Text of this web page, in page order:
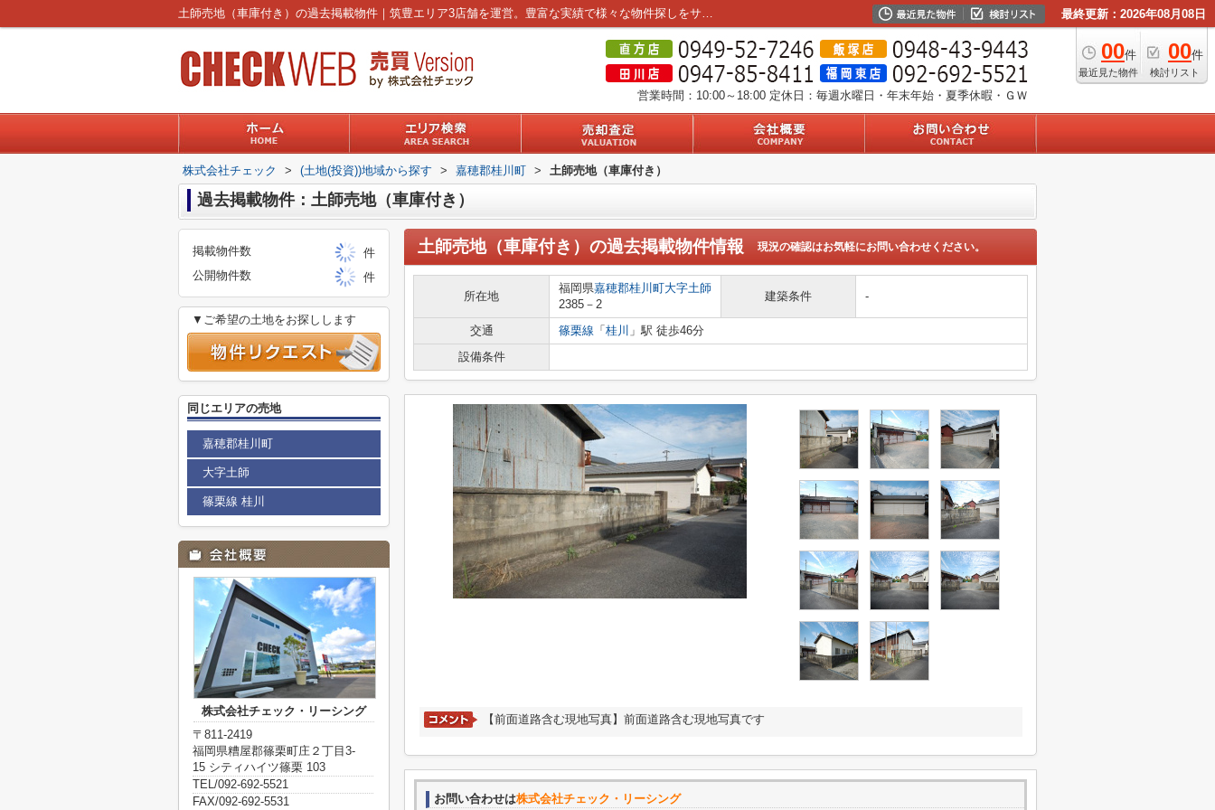
土師売地（車庫付き）の過去掲載物件｜筑豊エリア3店舗を運営。豊富な実績で様々な物件探しをサポートさせていただきます。 最終更新：2026年08月08日
00件
最近見た物件
00件
検討リスト
営業時間：10:00～18:00 定休日：毎週水曜日・年末年始・夏季休暇・ＧＷ
株式会社チェック > (土地(投資))地域から探す > 嘉穂郡桂川町 > 土師売地（車庫付き）
過去掲載物件：土師売地（車庫付き）
土師売地（車庫付き） の過去掲載物件情報 現況の確認はお気軽にお問い合わせください。
所在地
福岡県嘉穂郡桂川町大字土師
2385－2
建築条件 -
交通 篠栗線 「 桂川 」駅 徒歩46分
設備条件
【前面道路含む現地写真】前面道路含む現地写真です
お問い合わせは株式会社チェック・リーシング
掲載物件数
件
公開物件数
件
▼ご希望の土地をお探しします
同じエリアの売地
嘉穂郡桂川町
大字土師
篠栗線 桂川
株式会社チェック・リーシング
〒811-2419
福岡県糟屋郡篠栗町庄２丁目3-
15 シティハイツ篠栗 103
TEL/092-692-5521
FAX/092-692-5531